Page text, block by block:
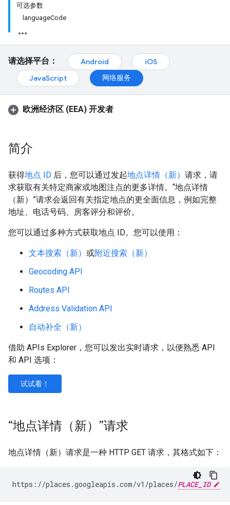
可选参数
languageCode
请选择平台： Android
iOS
JavaScript
网络服务
欧洲经济区 (EEA) 开发者
简介
获得地点 ID 后，您可以通过发起地点详情（新） 请求，请
求获取有关特定商家或地图注点的更多详情。“地点详情
（新）”请求会返回有关指定地点的更全面信息，例如完整
地址、电话号码、房客评分和评价。
您可以通过多种方式获取地点 ID。您可以使用：
文本搜索（新） 或附近搜索（新）
Geocoding API
Routes API
Address Validation API
自动补全（新）
借助 APIs Explorer，您可以发出实时请求，以便熟悉 API
和 API 选项：
试试看！
“地点详情（新）”请求
地点详情（新）请求是一种 HTTP GET 请求，其格式如下：
https://places.googleapis.com/v1/places/PLACE_ID